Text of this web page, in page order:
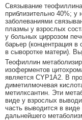
Связывание
приблизительно 40%;
заболеваниями
плазмы у взрослых
у больных циррозом
барьер (концентрация
в сыворотке матери).
Теофиллин
изоферментов
является CYP1A2. В
диметилмочевая
метилксантин. Эти
виде у взрослых
часть выводится в виде
дальнейшего